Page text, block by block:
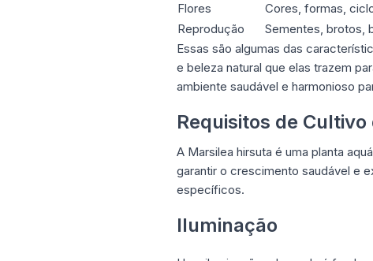
Flores
Cores, formas,
Reprodução
Sementes, brotos,
Essas são algumas das
e beleza natural que elas trazem
ambiente saudável e harmonioso
Requisitos de
A Marsilea hirsuta é uma planta
garantir o crescimento saudável e
específicos.
Iluminação